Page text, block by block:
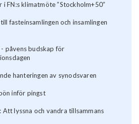
i FN:s klimatmöte ”Stockholm+50”
fasteinsamlingen och insamlingen
påvens budskap för
hanteringen av synodsvaren
inför pingst
Att lyssna och vandra tillsammans